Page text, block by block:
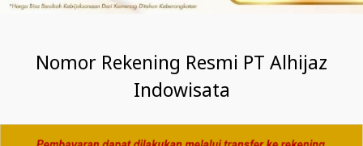
Nomor Rekening Resmi PT Alhijaz
Indowisata